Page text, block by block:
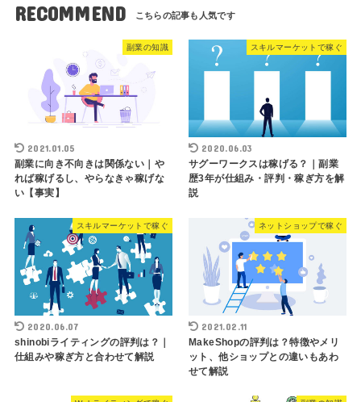
RECOMMEND
副業の知識
2021.01.05
副業に向き不向きは関係ない｜や
れば稼げるし、やらなきゃ稼げな
い【事実】
スキルマーケットで稼ぐ
2020.06.03
サグーワークスは稼げる？｜副業
歴3年が仕組み・評判・稼ぎ方を解
説
スキルマーケットで稼ぐ
2020.06.07
shinobiライティングの評判は？｜
仕組みや稼ぎ方と合わせて解説
ネットショップで稼ぐ
2021.02.11
MakeShopの評判は？特徴やメリ
ット、他ショップとの違いもあわ
せて解説